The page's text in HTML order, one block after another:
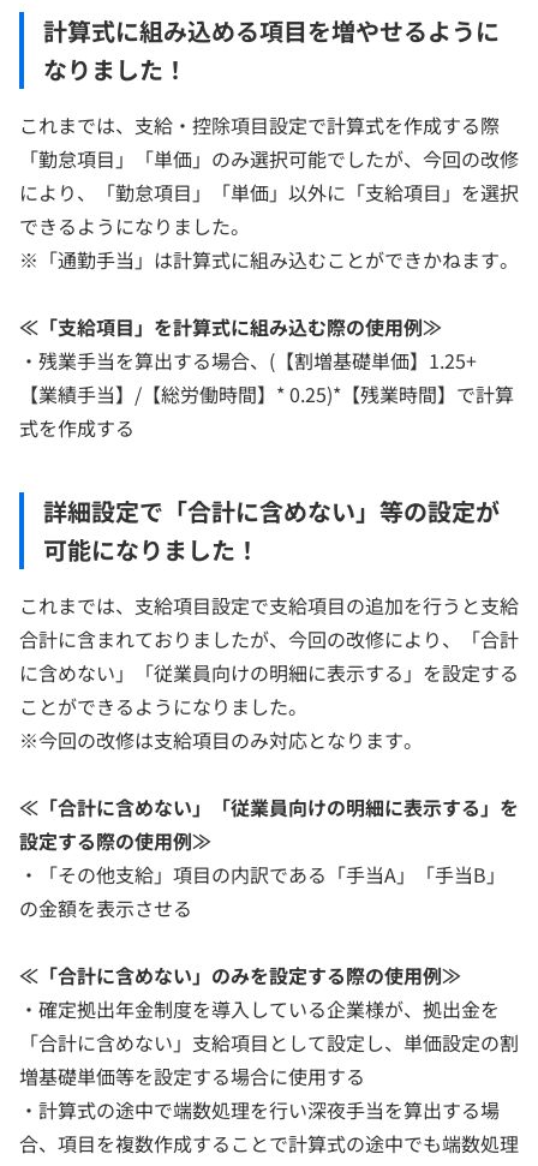
計算式に組み込める項目を増やせるように
なりました！
これまでは、支給・控除項目設定で計算式を作成する際
「勤怠項目」「単価」のみ選択可能でしたが、今回の改修
により、「勤怠項目」「単価」以外に「支給項目」を選択
できるようになりました。
※「通勤手当」は計算式に組み込むことができかねます。
≪「支給項目」を計算式に組み込む際の使用例≫
・残業手当を算出する場合、(【割増基礎単価】1.25+
【業績手当】/【総労働時間】* 0.25)*【残業時間】で計算
式を作成する
詳細設定で「合計に含めない」等の設定が
可能になりました！
これまでは、支給項目設定で支給項目の追加を行うと支給
合計に含まれておりましたが、今回の改修により、「合計
に含めない」「従業員向けの明細に表示する」を設定する
ことができるようになりました。
※今回の改修は支給項目のみ対応となります。
≪「合計に含めない」「従業員向けの明細に表示する」を
設定する際の使用例≫
・「その他支給」項目の内訳である「手当A」「手当B」
の金額を表示させる
≪「合計に含めない」のみを設定する際の使用例≫
・確定拠出年金制度を導入している企業様が、拠出金を
「合計に含めない」支給項目として設定し、単価設定の割
増基礎単価等を設定する場合に使用する
・計算式の途中で端数処理を行い深夜手当を算出する場
合、項目を複数作成することで計算式の途中でも端数処理